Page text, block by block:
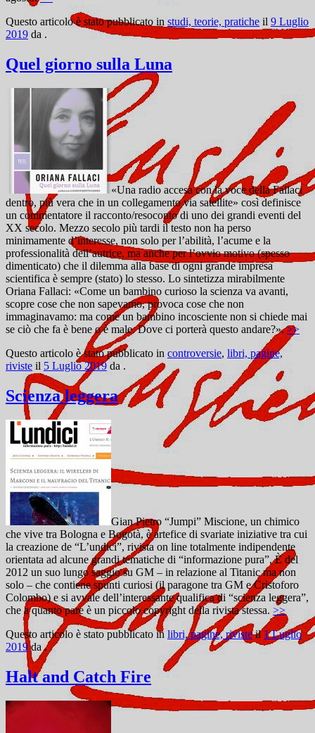
Questo articolo è stato pubblicato in studi, teorie, pratiche il 9 Luglio
2019 da .
Quel giorno sulla Luna
«Una radio accesa con la voce della Fallaci
dentro, più vera che in un collegamento via satellite» così definisce
un commentatore il racconto/resoconto di uno dei grandi eventi del
XX secolo. Mezzo secolo più tardi il testo non ha perso
minimamente d’interesse, non solo per l’abilità, l’acume e la
professionalità dell’autrice, ma anche per l’ovvio motivo (spesso
dimenticato) che il dilemma alla base di ogni grande impresa
scientifica è sempre (stato) lo stesso. Lo sintetizza mirabilmente
Oriana Fallaci: «Come un bambino curioso la scienza va avanti,
scopre cose che non sapevamo, provoca cose che non
immaginavamo: ma come un bambino incosciente non si chiede mai
se ciò che fa è bene o è male. Dove ci porterà questo andare?».>>
Questo articolo è stato pubblicato in controversie, libri, pagine,
riviste il 5 Luglio 2019da .
Scienza leggera
Gian Pietro “Jumpi” Miscione, un chimico
che vive tra Bologna e Bogotà, è artefice di svariate iniziative tra cui
la creazione de “L’undici”, rivista on line totalmente indipendente
orientata ad alcune grandi tematiche di “informazione pura”. È del
2012 un suo lungo saggio su GM – in relazione al Titanic ma non
solo – che contiene spunti curiosi (il paragone tra GM e Cristoforo
Colombo) e si avvale dell’interessante qualifica di “scienza leggera”,
che a quanto pare è un piccolo copyright della rivista stessa. >>
Questo articolo è stato pubblicato inlibri, pagine, rivisteil1 Luglio
2019da.
Halt and Catch Fire